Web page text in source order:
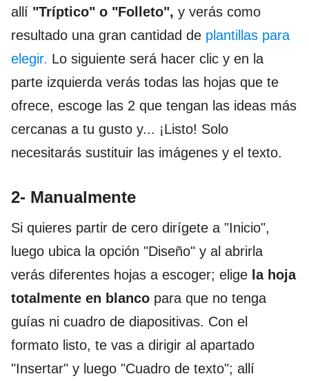
allí "Tríptico" o "Folleto", y verás como
resultado una gran cantidad de plantillas para
elegir. Lo siguiente será hacer clic y en la
parte izquierda verás todas las hojas que te
ofrece, escoge las 2 que tengan las ideas más
cercanas a tu gusto y... ¡Listo! Solo
necesitarás sustituir las imágenes y el texto.
2- Manualmente
Si quieres partir de cero dirígete a "Inicio",
luego ubica la opción "Diseño" y al abrirla
verás diferentes hojas a escoger; elige la hoja
totalmente en blanco para que no tenga
guías ni cuadro de diapositivas. Con el
formato listo, te vas a dirigir al apartado
"Insertar" y luego "Cuadro de texto"; allí